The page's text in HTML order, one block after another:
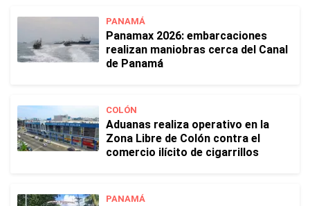
PANAMÁ
Panamax 2026: embarcaciones
realizan maniobras cerca del Canal
de Panamá
COLÓN
Aduanas realiza operativo en la
Zona Libre de Colón contra el
comercio ilícito de cigarrillos
PANAMÁ